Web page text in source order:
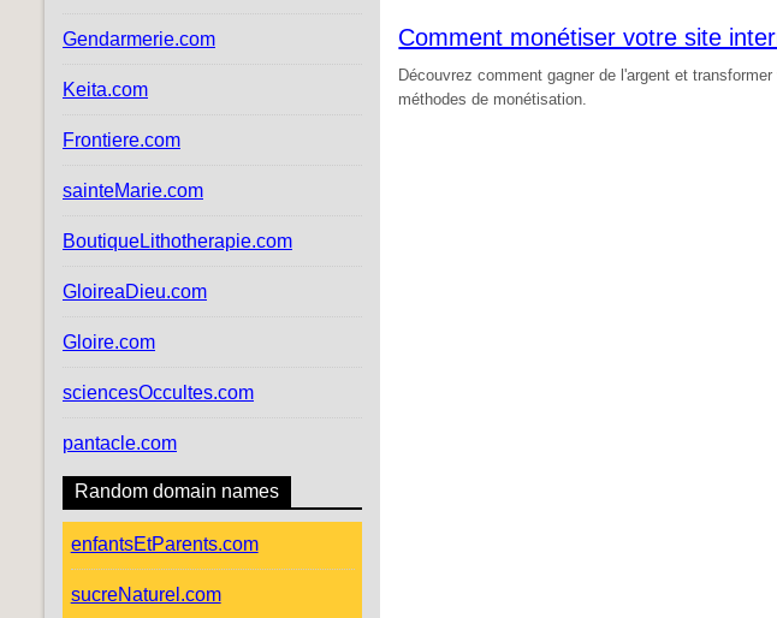
Comment monétiser votre site
Découvrez comment gagner de l'argent et
méthodes de monétisation.
Gendarmerie.com
Keita.com
Frontiere.com
sainteMarie.com
BoutiqueLithotherapie.com
GloireaDieu.com
Gloire.com
sciencesOccultes.com
pantacle.com
Random domain names
enfantsEtParents.com
sucreNaturel.com